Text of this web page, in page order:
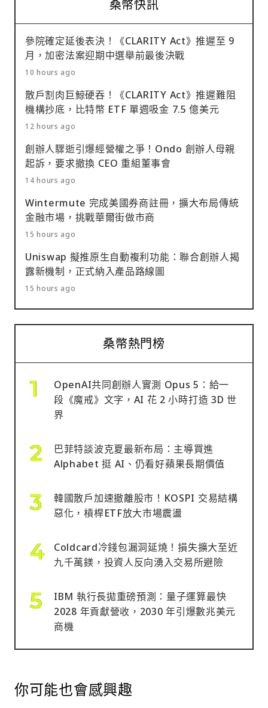
桑幣快訊
參院確定延後表決！《CLARITY Act》推遲至 9
月，加密法案迎期中選舉前最後決戰
10 hours ago
散戶割肉巨鯨硬吞！《CLARITY Act》推遲難阻
機構抄底，比特幣 ETF 單週吸金 7.5 億美元
12 hours ago
創辦人驟逝引爆經營權之爭！Ondo 創辦人母親
起訴，要求撤換 CEO 重組董事會
14 hours ago
Wintermute 完成美國券商註冊，擴大布局傳統
金融市場，挑戰華爾街做市商
15 hours ago
Uniswap 擬推原生自動複利功能：聯合創辦人揭
露新機制，正式納入產品路線圖
15 hours ago
桑幣熱門榜
OpenAI共同創辦人實測 Opus 5：給一
段《魔戒》文字，AI 花 2 小時打造 3D 世
界
巴菲特談波克夏最新布局：主導買進
Alphabet 挺 AI、仍看好蘋果長期價值
韓國散戶加速撤離股市！KOSPI 交易結構
惡化，槓桿ETF放大市場震盪
Coldcard冷錢包漏洞延燒！損失擴大至近
九千萬鎂，投資人反向湧入交易所避險
IBM 執行長拋重磅預測：量子運算最快
2028 年貢獻營收，2030 年引爆數兆美元
商機
你可能也會感興趣